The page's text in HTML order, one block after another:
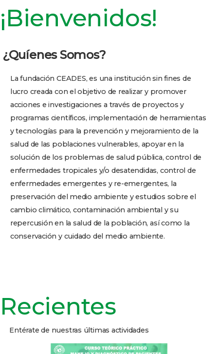
¡Bienvenidos!
¿Quíenes Somos?
La fundación CEADES, es una institución sin fines de
lucro creada con el objetivo de realizar y promover
acciones e investigaciones a través de proyectos y
programas científicos, implementación de herramientas
y tecnologías para la prevención y mejoramiento de la
salud de las poblaciones vulnerables, apoyar en la
solución de los problemas de salud pública, control de
enfermedades tropicales y/o desatendidas, control de
enfermedades emergentes y re-emergentes, la
preservación del medio ambiente y estudios sobre el
cambio climático, contaminación ambiental y su
repercusión en la salud de la población, así como la
conservación y cuidado del medio ambiente.
Recientes
Entérate de nuestras últimas actividades